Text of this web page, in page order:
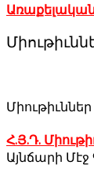
Միութիւններ
Հ.Յ.Դ.
Այնճարի Մէջ